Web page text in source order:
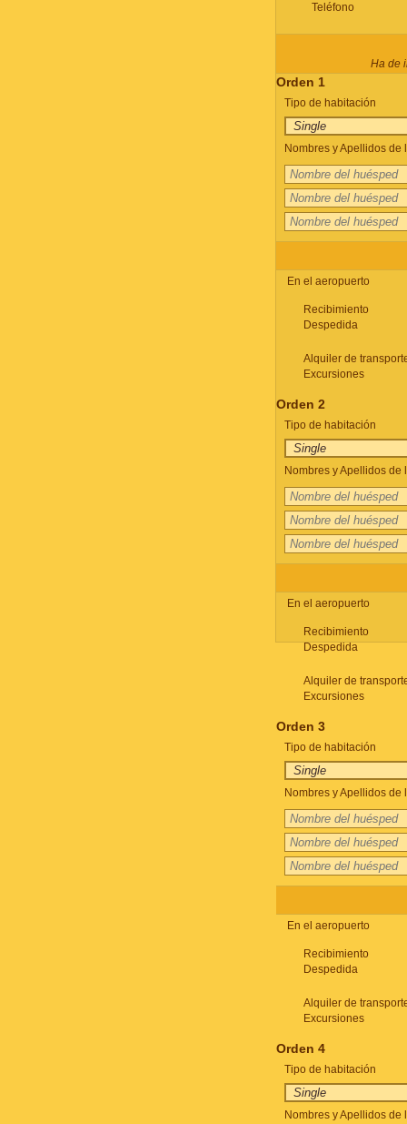
Teléfono
Ha de
Orden 1
Tipo de habitación
Nombres y Apellidos
En el aeropuerto
Recibimiento
Despedida
Alquiler de
Excursiones
Orden 2
Tipo de habitación
Nombres y Apellidos
En el aeropuerto
Recibimiento
Despedida
Alquiler de
Excursiones
Orden 3
Tipo de habitación
Nombres y Apellidos
En el aeropuerto
Recibimiento
Despedida
Alquiler de
Excursiones
Orden 4
Tipo de habitación
Nombres y Apellidos